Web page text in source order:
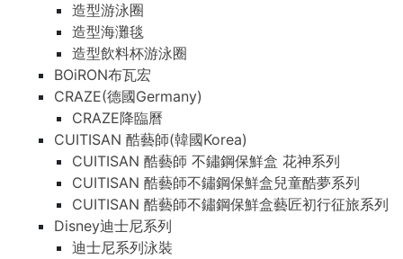
造型游泳圈
造型海灘毯
造型飲料杯游泳圈
BOiRON布瓦宏
CRAZE(德國Germany)
CRAZE降臨曆
CUITISAN 酷藝師(韓國Korea)
CUITISAN 酷藝師 不鏽鋼保鮮盒 花神系列
CUITISAN 酷藝師不鏽鋼保鮮盒兒童酷夢系列
CUITISAN 酷藝師不鏽鋼保鮮盒藝匠初行征旅系列
Disney迪士尼系列
迪士尼系列泳裝